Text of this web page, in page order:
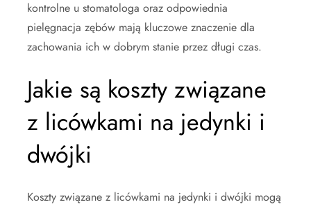
kontrolne u stomatologa oraz odpowiednia
pielęgnacja zębów mają kluczowe znaczenie dla
zachowania ich w dobrym stanie przez długi czas.
Jakie są koszty związane
z licówkami na jedynki i
dwójki
Koszty związane z licówkami na jedynki i dwójki mogą